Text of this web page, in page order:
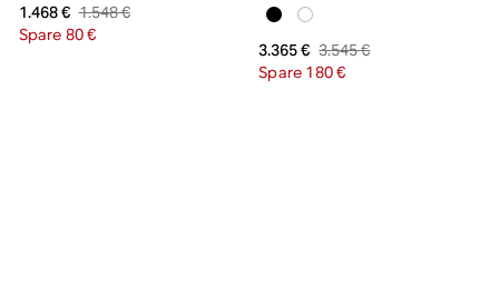
1.468 € 1.548 €
Spare 80 €
3.365 € 3.545 €
Spare 180 €